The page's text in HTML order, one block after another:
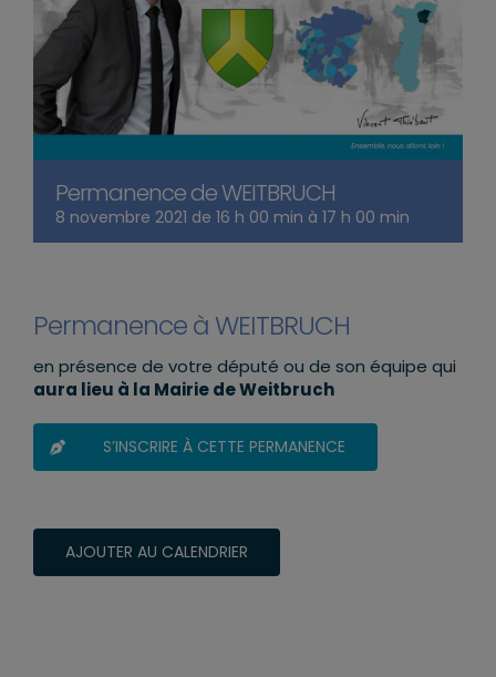
Permanence de WEITBRUCH
8 novembre 2021 de 16 h 00 min à 17 h 00 min
Permanence à WEITBRUCH
en présence de votre député ou de son équipe qui
aura lieu à la Mairie de Weitbruch
S’INSCRIRE À CETTE PERMANENCE
AJOUTER AU CALENDRIER